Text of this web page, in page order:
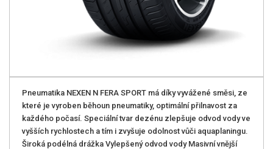
Pneumatika NEXEN N FERA SPORT má díky vyvážené směsi, ze
které je vyroben běhoun pneumatiky, optimální přilnavost za
každého počasí. Speciální tvar dezénu zlepšuje odvod vody ve
vyšších rychlostech a tím i zvyšuje odolnost vůči aquaplaningu.
Široká podélná drážka Vylepšený odvod vody Masivní vnější